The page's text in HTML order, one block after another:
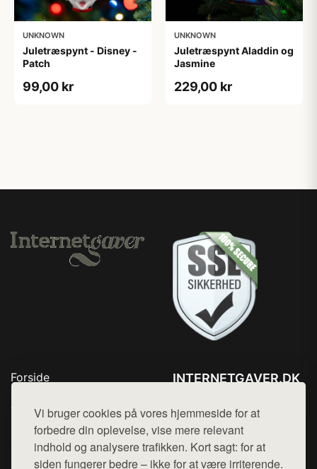
Vi bruger cookies på vores hjemmeside for at
forbedre din oplevelse, vise mere relevant
indhold og analysere trafikken. Kort sagt: for at
siden fungerer bedre – ikke for at være irriterende.
UNKNOWN
Juletræspynt - Disney -
Patch
99,00 kr
UNKNOWN
Juletræspynt Aladdin og
Jasmine
229,00 kr
Forside
Top Rabatter
Blog
Kontakt
INTERNETGAVER.DK
Mail: hej@want.dk
Cookie- og privatlivspolitik